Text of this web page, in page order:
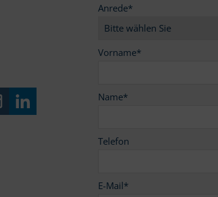
Anrede*
Vorname*
Name*
Telefon
E-Mail*